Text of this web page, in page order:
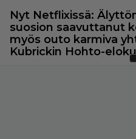
Nyt Netflixissä:
suosion saavuttanut
myös outo karmiva
Kubrickin Hohto-